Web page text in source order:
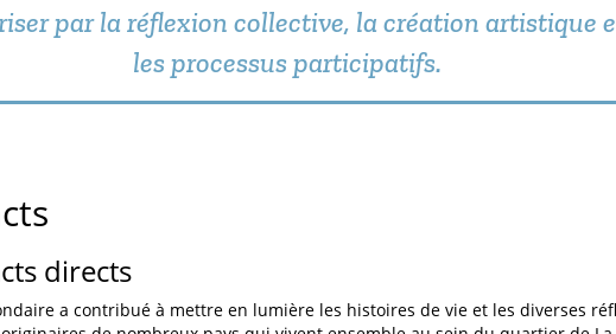
par la réflexion collective, la création artistique
les processus participatifs.
directs
a contribué à mettre en lumière les histoires de vie et les diverses